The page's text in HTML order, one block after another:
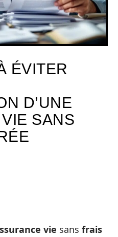
ÉVITER
D’UNE
SANS
vie sans frais